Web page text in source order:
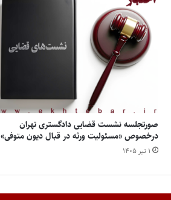
صورتجلسه نشست قضایی دادگستری تهران
درخصوص «مسئولیت ورثه در قبال دیون متوفی»
۱ تیر ۱۴۰۵